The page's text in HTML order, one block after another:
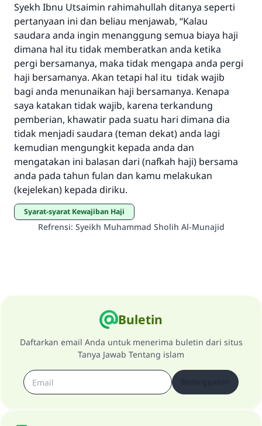
Syekh Ibnu Utsaimin rahimahullah ditanya seperti
pertanyaan ini dan beliau menjawab, “Kalau
saudara anda ingin menanggung semua biaya haji
dimana hal itu tidak memberatkan anda ketika
pergi bersamanya, maka tidak mengapa anda pergi
haji bersamanya. Akan tetapi hal itu tidak wajib
bagi anda menunaikan haji bersamanya. Kenapa
saya katakan tidak wajib, karena terkandung
pemberian, khawatir pada suatu hari dimana dia
tidak menjadi saudara (teman dekat) anda lagi
kemudian mengungkit kepada anda dan
mengatakan ini balasan dari (nafkah haji) bersama
anda pada tahun fulan dan kamu melakukan
(kejelekan) kepada diriku.
Syarat-syarat Kewajiban Haji
Refrensi: Syeikh Muhammad Sholih Al-Munajid
Buletin
Daftarkan email Anda untuk menerima buletin dari situs
Tanya Jawab Tentang islam
Jawaban no. 110845
menyelamatkan pernikahan.
Bantu kami dalam memberikan jawaban untuk umat
Rasulullah ﷺ bersabda
"Siapa yang menunjukkan suatu kebaikan,
meka dia akan mendapatkan pahala yang
sama dengan orang yang melakukannya"
MUSLIM, 1893